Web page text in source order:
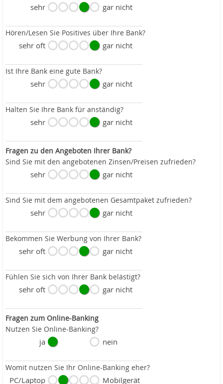
sehr gar nicht
Hören/Lesen Sie Positives über Ihre Bank?
sehr oft gar nicht
Ist Ihre Bank eine gute Bank?
sehr gar nicht
Halten Sie Ihre Bank für anständig?
sehr gar nicht
Fragen zu den Angeboten Ihrer Bank?
Sind Sie mit den angebotenen Zinsen/Preisen zufrieden?
sehr gar nicht
Sind Sie mit dem angebotenen Gesamtpaket zufrieden?
sehr gar nicht
Bekommen Sie Werbung von Ihrer Bank?
sehr oft gar nicht
Fühlen Sie sich von Ihrer Bank belästigt?
sehr oft gar nicht
Fragen zum Online-Banking
Nutzen Sie Online-Banking?
ja nein
Womit nutzen Sie Ihr Online-Banking eher?
PC/Laptop Mobilgerät